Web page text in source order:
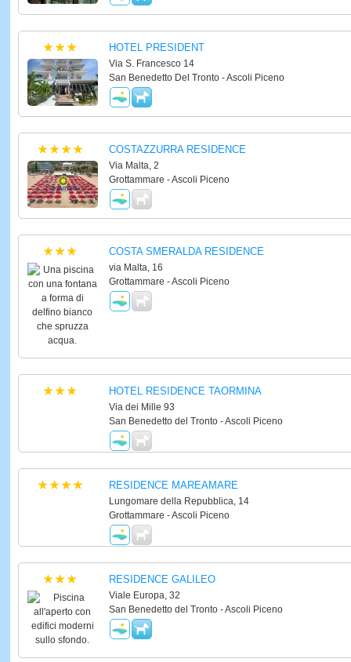
HOTEL PRESIDENT
Via S. Francesco 14
San Benedetto Del Tronto - Ascoli Piceno
COSTAZZURRA RESIDENCE
Via Malta, 2
Grottammare - Ascoli Piceno
COSTA SMERALDA RESIDENCE
via Malta, 16
Grottammare - Ascoli Piceno
HOTEL RESIDENCE TAORMINA
Via dei Mille 93
San Benedetto del Tronto - Ascoli Piceno
RESIDENCE MAREAMARE
Lungomare della Repubblica, 14
Grottammare - Ascoli Piceno
RESIDENCE GALILEO
Viale Europa, 32
San Benedetto del Tronto - Ascoli Piceno